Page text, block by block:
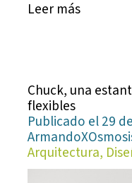
Leer más
Chuck, una
flexibles
Publicado el 29
Arquitectura,